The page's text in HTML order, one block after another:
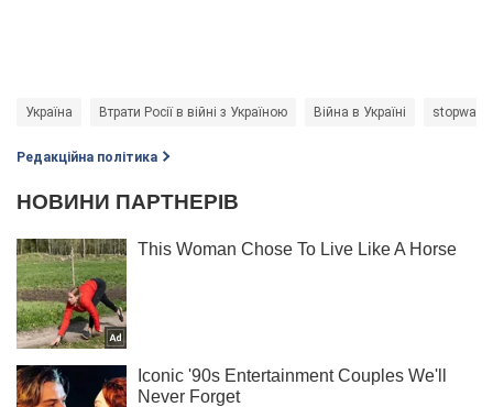
Україна Втрати Росії в війні з Україною Війна в Україні stopwar
Редакційна політика